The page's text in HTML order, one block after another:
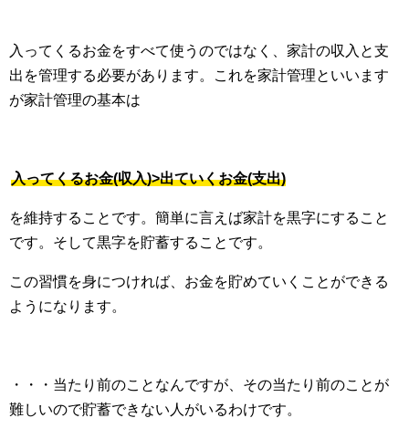
入ってくるお金をすべて使うのではなく、家計の収入と支
出を管理する必要があります。これを家計管理といいます
が家計管理の基本は
入ってくるお金(収入)>出ていくお金(支出)
を維持することです。簡単に言えば家計を黒字にすること
です。そして黒字を貯蓄することです。
この習慣を身につければ、お金を貯めていくことができる
ようになります。
・・・当たり前のことなんですが、その当たり前のことが
難しいので貯蓄できない人がいるわけです。